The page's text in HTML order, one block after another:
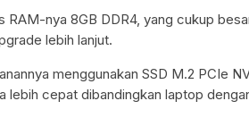
RAM-nya 8GB DDR4, yang cukup
lebih lanjut.
menggunakan SSD M.2 PCIe
lebih cepat dibandingkan laptop